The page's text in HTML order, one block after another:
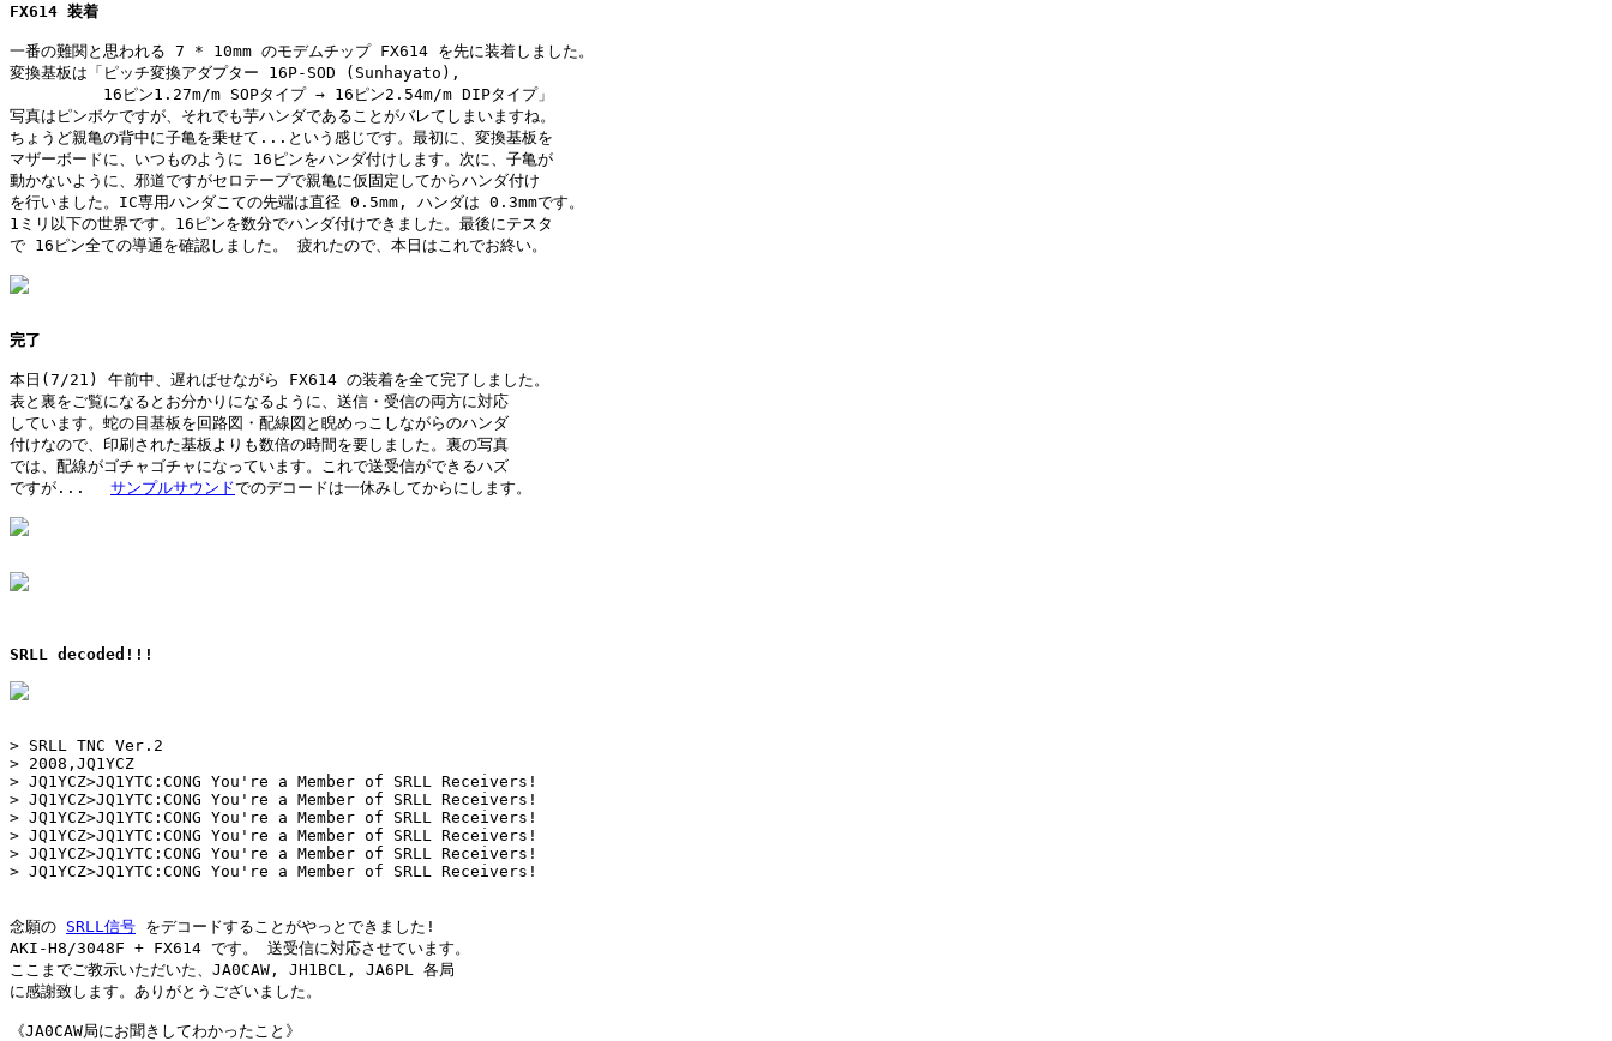
FX614 装着
一番の難関と思われる 7 * 10mm のモデムチップ FX614 を先に装着しました。
変換基板は「ピッチ変換アダプター 16P-SOD (Sunhayato),
16ピン1.27m/m SOPタイプ → 16ピン2.54m/m DIPタイプ」
写真はピンボケですが、それでも芋ハンダであることがバレてしまいますね。
ちょうど親亀の背中に子亀を乗せて...という感じです。最初に、変換基板を
マザーボードに、いつものように 16ピンをハンダ付けします。次に、子亀が
動かないように、邪道ですがセロテープで親亀に仮固定してからハンダ付け
を行いました。IC専用ハンダこての先端は直径 0.5mm, ハンダは 0.3mmです。
1ミリ以下の世界です。16ピンを数分でハンダ付けできました。最後にテスタ
で 16ピン全ての導通を確認しました。 疲れたので、本日はこれでお終い。
完了
本日(7/21) 午前中、遅ればせながら FX614 の装着を全て完了しました。
表と裏をご覧になるとお分かりになるように、送信・受信の両方に対応
しています。蛇の目基板を回路図・配線図と睨めっこしながらのハンダ
付けなので、印刷された基板よりも数倍の時間を要しました。裏の写真
では、配線がゴチャゴチャになっています。これで送受信ができるハズ
ですが... サンプルサウンドでのデコードは一休みしてからにします。
SRLL decoded!!!
> SRLL TNC Ver.2
> 2008,JQ1YCZ
> JQ1YCZ>JQ1YTC:CONG You're a Member of SRLL Receivers!
> JQ1YCZ>JQ1YTC:CONG You're a Member of SRLL Receivers!
> JQ1YCZ>JQ1YTC:CONG You're a Member of SRLL Receivers!
> JQ1YCZ>JQ1YTC:CONG You're a Member of SRLL Receivers!
> JQ1YCZ>JQ1YTC:CONG You're a Member of SRLL Receivers!
> JQ1YCZ>JQ1YTC:CONG You're a Member of SRLL Receivers!
念願の SRLL信号 をデコードすることがやっとできました!
AKI-H8/3048F + FX614 です。 送受信に対応させています。
ここまでご教示いただいた、JA0CAW, JH1BCL, JA6PL 各局
に感謝致します。ありがとうございました。
《JA0CAW局にお聞きしてわかったこと》